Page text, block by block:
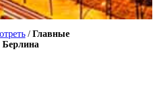
/Главные
Берлина